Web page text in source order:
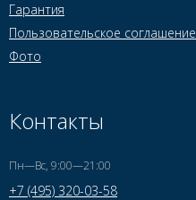
Гарантия
Пользовательское соглашение
Фото
Контакты
Пн—Вс, 9:00—21:00
+7 (495) 320-03-58